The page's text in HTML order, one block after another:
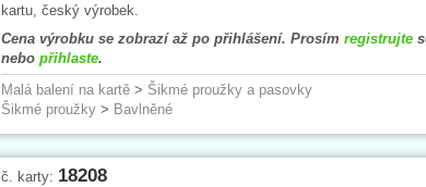
kartu, český výrobek.
Cena výrobku se zobrazí až po přihlášení. Prosím registrujte
nebo přihlaste.
Malá balení na kartě> Šikmé proužky a pasovky
Šikmé proužky> Bavlněné
č. karty: 18208